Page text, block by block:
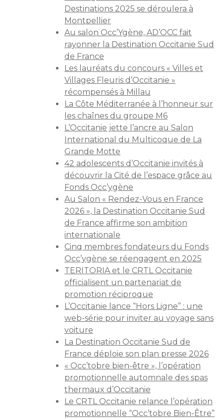
Destinations 2025 se déroulera à
Montpellier
Au salon Occ’Ygène, AD’OCC fait
rayonner la Destination Occitanie Sud
de France
Les lauréats du concours « Villes et
Villages Fleuris d’Occitanie »
récompensés à Millau
La Côte Méditerranée à l’honneur sur
les chaînes du groupe M6
L’Occitanie jette l’ancre au Salon
International du Multicoque de La
Grande Motte
42 adolescents d’Occitanie invités à
découvrir la Cité de l’espace grâce au
Fonds Occ’ygène
Au Salon « Rendez-Vous en France
2026 », la Destination Occitanie Sud
de France affirme son ambition
internationale
Cinq membres fondateurs du Fonds
Occ’ygène se réengagent en 2025
TERITORIA et le CRTL Occitanie
officialisent un partenariat de
promotion réciproque
L’Occitanie lance “Hors Ligne” : une
web-série pour inviter au voyage sans
voiture
La Destination Occitanie Sud de
France déploie son plan presse 2026
« Occ’tobre bien-être », l’opération
promotionnelle automnale des spas
thermaux d’Occitanie
Le CRTL Occitanie relance l’opération
promotionnelle “Occ’tobre Bien-Être”